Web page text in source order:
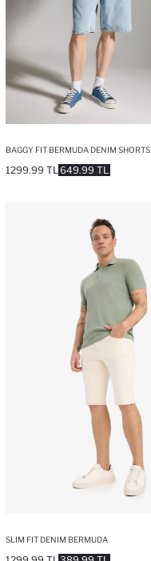
BAGGY FIT BERMUDA DENIM SHORTS
649.99 TL
1299.99 TL
SLIM FIT DENIM BERMUDA